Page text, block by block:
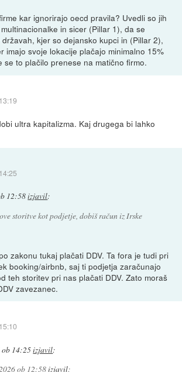
kar ignorirajo oecd pravila? Uvedli so jih
in sicer (Pillar 1), da se
kjer so dejansko kupci in (Pillar 2),
imajo svoje lokacije plačajo minimalno 15%
se to plačilo prenese na matično firmo.
ultra kapitalizma. Kaj drugega bi lahko
12:58izjavil:
storitve kot podjetje, dobiš račun iz Irske
zakonu tukaj plačati DDV. Ta fora je tudi pri
booking/airbnb, saj ti podjetja zaračunajo
teh storitev pri nas plačati DDV. Zato moraš
zavezanec.
14:25izjavil:
ob 12:58izjavil: